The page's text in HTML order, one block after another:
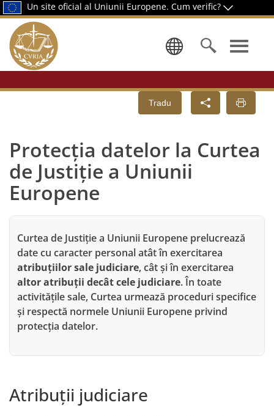
Un site oficial al Uniunii Europene. Cum verific?
Selectați o
Tradu
Protecția datelor la Curtea
de Justiție a Uniunii
Europene
Curtea de Justiție a Uniunii Europene prelucrează
date cu caracter personal atât în exercitarea
atribuțiilor sale judiciare, cât și în exercitarea
altor atribuții decât cele judiciare. În toate
activitățile sale, Curtea urmează proceduri specifice
și respectă normele Uniunii Europene privind
protecția datelor.
Atribuții judiciare